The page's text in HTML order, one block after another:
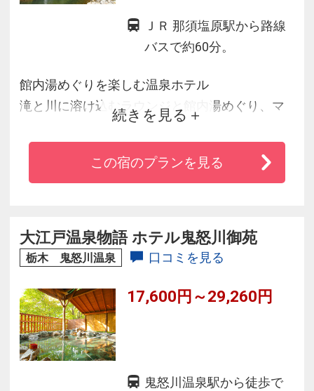
ＪＲ 那須塩原駅から路線
バスで約60分。
館内湯めぐりを楽しむ温泉ホテル
滝と川に溶け込むラウンジと館内湯めぐり、マ
ルシェ風のレストラン。家族みんなでくつろぐ
癒しのひと時をお過ごしください。
続きを見る
この宿のプランを見る
大江戸温泉物語 ホテル鬼怒川御苑
栃木 鬼怒川温泉 口コミを見る
17,600円～29,260円
鬼怒川温泉駅から徒歩で